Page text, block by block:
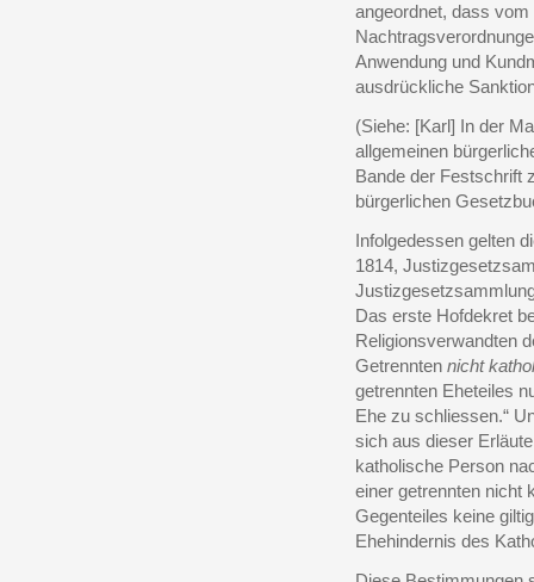
angeordnet, dass vom
Anwendung und
ausdrückliche
(Siehe: [Karl] In der
allgemeinen
Bande der Festschrift
bürgerlichen
Infolgedessen gelten
1814,
Das erste Hofdekret
Religionsverwandten
Getrennten nicht
getrennten Eheteiles
Ehe zu schliessen.“
sich aus dieser
katholische Person
einer getrennten nicht
Gegenteiles keine
Ehehindernis des